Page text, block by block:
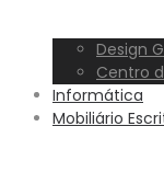
Design
Centro
Informática
Mobiliário